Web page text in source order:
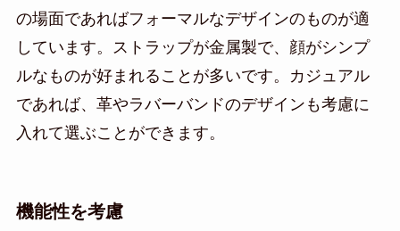
の場面であればフォーマルなデザインのものが適
しています。ストラップが金属製で、顔がシンプ
ルなものが好まれることが多いです。カジュアル
であれば、革やラバーバンドのデザインも考慮に
入れて選ぶことができます。
機能性を考慮